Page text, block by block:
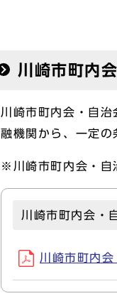
川崎市町内
川崎市町内会・自
融機関から、一定の
※川崎市町内会・自
川崎市町内会・
川崎市町内